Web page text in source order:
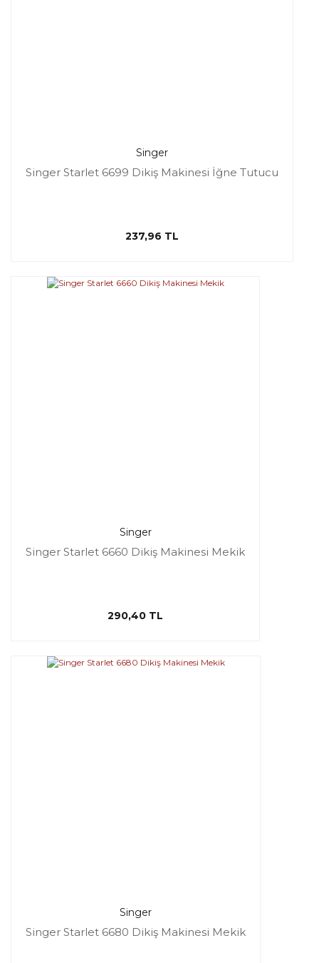
Singer
Singer Starlet 6699 Dikiş Makinesi İğne Tutucu
237,96 TL
Singer
Singer Starlet 6660 Dikiş Makinesi Mekik
290,40 TL
Singer
Singer Starlet 6680 Dikiş Makinesi Mekik